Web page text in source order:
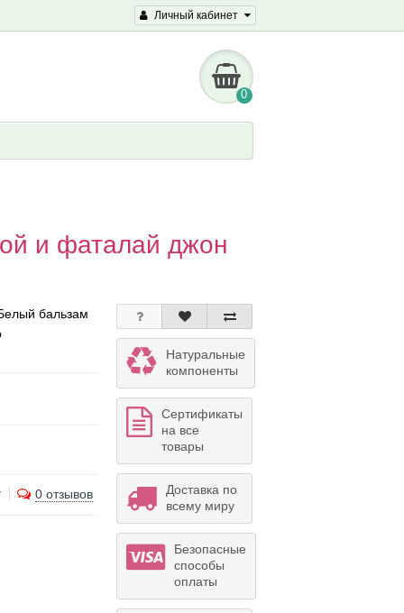
Личный кабинет
0
и фаталай джон
бальзам
0 отзывов
Натуральные
компоненты
Сертификаты
на все
товары
Доставка по
всему миру
Безопасные
способы
оплаты